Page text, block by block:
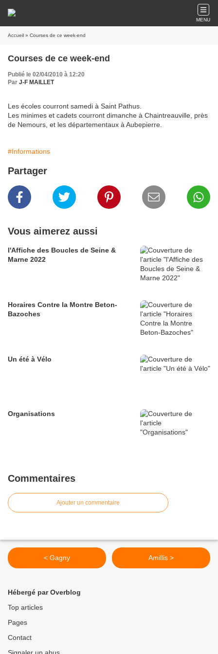
MENU
Accueil » Courses de ce week-end
Courses de ce week-end
Publié le 02/04/2010 à 12:20
Par J-F MAILLET
Les écoles courront samedi à Saint Pathus.
Les minimes et cadets courront dimanche à Chaintreauville, près
de Nemours, et les départementaux à Aubepierre.
#Informations
Partager
Vous aimerez aussi
l'Affiche des Boucles de Seine &
Marne 2022
Horaires Contre la Montre Beton-
Bazoches
Un été à Vélo
Organisations
Commentaires
Ajouter un commentaire
< Gagny Amillis >
Hébergé par Overblog
Top articles
Pages
Contact